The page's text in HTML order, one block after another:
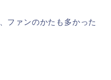
ファンのかたも多かった